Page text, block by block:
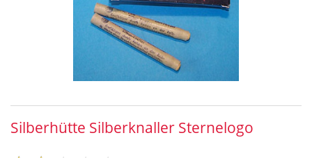
Silberhütte Silberknaller Sternelogo